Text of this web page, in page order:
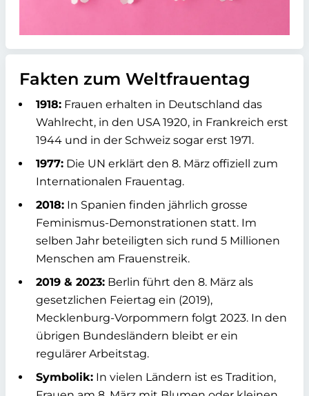
Fakten zum Weltfrauentag
1918: Frauen erhalten in Deutschland das
Wahlrecht, in den USA 1920, in Frankreich erst
1944 und in der Schweiz sogar erst 1971.
1977: Die UN erklärt den 8. März offiziell zum
Internationalen Frauentag.
2018: In Spanien finden jährlich grosse
Feminismus-Demonstrationen statt. Im
selben Jahr beteiligten sich rund 5 Millionen
Menschen am Frauenstreik.
2019 & 2023: Berlin führt den 8. März als
gesetzlichen Feiertag ein (2019),
Mecklenburg-Vorpommern folgt 2023. In den
übrigen Bundesländern bleibt er ein
regulärer Arbeitstag.
Symbolik: In vielen Ländern ist es Tradition,